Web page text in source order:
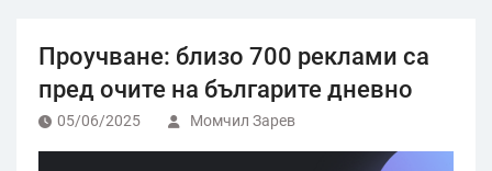
Проучване: близо 700 реклами са
пред очите на българите дневно
05/06/2025 Момчил Зарев